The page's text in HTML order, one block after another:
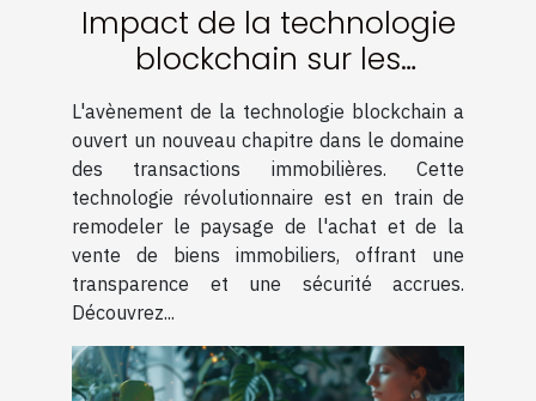
Impact de la technologie
blockchain sur les
transactions immobilières
L'avènement de la technologie blockchain a
ouvert un nouveau chapitre dans le domaine
des transactions immobilières. Cette
technologie révolutionnaire est en train de
remodeler le paysage de l'achat et de la
vente de biens immobiliers, offrant une
transparence et une sécurité accrues.
Découvrez...